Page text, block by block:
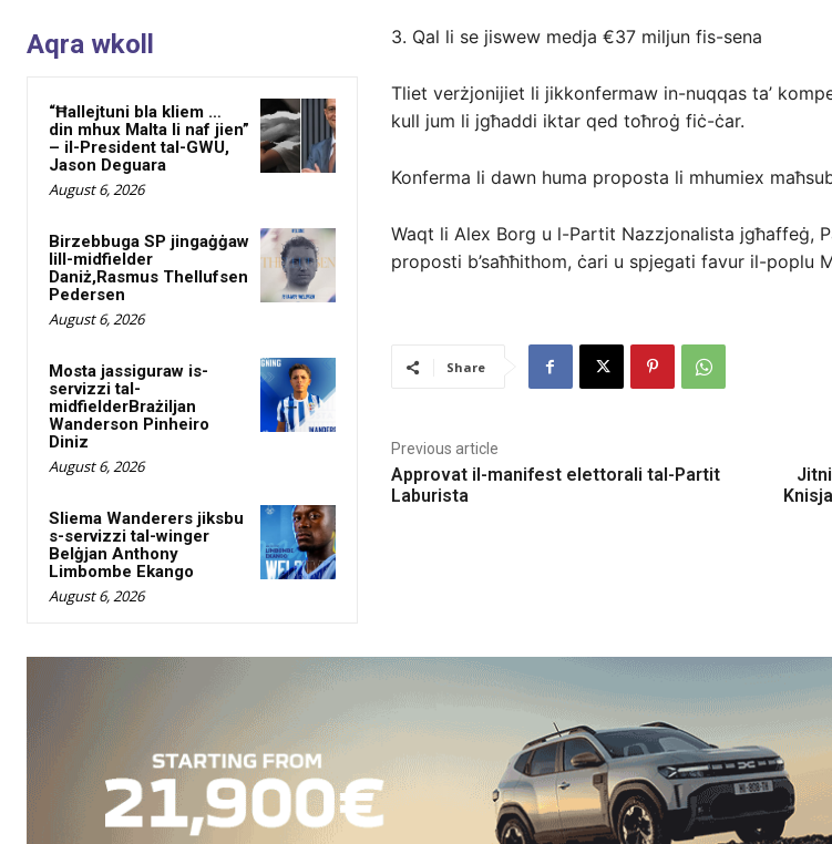
Aqra wkoll
“Ħallejtuni bla kliem …
din mhux Malta li naf jien”
– il-President tal-GWU,
Jason Deguara
August 6, 2026
Birzebbuga SP jingaġġaw
lill-midfielder
Daniż,Rasmus Thellufsen
Pedersen
August 6, 2026
Mosta jassiguraw is-
servizzi tal-
midfielderBrażiljan
Wanderson Pinheiro
Diniz
August 6, 2026
Sliema Wanderers jiksbu
s-servizzi tal-winger
Belġjan Anthony
Limbombe Ekango
August 6, 2026
3.⁠ ⁠Qal li se jiswew medja €37 miljun fis-sena
Tliet verżjonijiet li jikkonfermaw in-nuqqas ta’
kull jum li jgħaddi iktar qed toħroġ fiċ-ċar.
Konferma li dawn huma proposta li mhumiex
Waqt li Alex Borg u l-Partit Nazzjonalista jgħaffeġ,
proposti b’saħħithom, ċari u spjegati favur il-poplu
Share
Previous article
Approvat il-manifest elettorali tal-Partit
Laburista